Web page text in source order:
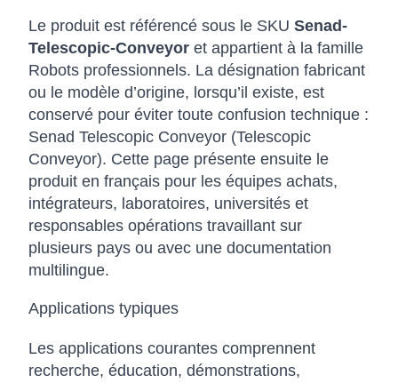
Le produit est référencé sous le SKU Senad-
Telescopic-Conveyor et appartient à la famille
Robots professionnels. La désignation fabricant
ou le modèle d’origine, lorsqu’il existe, est
conservé pour éviter toute confusion technique :
Senad Telescopic Conveyor (Telescopic
Conveyor). Cette page présente ensuite le
produit en français pour les équipes achats,
intégrateurs, laboratoires, universités et
responsables opérations travaillant sur
plusieurs pays ou avec une documentation
multilingue.
Applications typiques
Les applications courantes comprennent
recherche, éducation, démonstrations,